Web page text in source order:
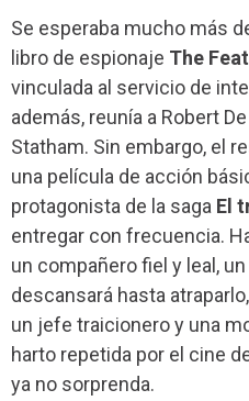
Se esperaba mucho más
libro de espionaje The
vinculada al servicio de
además, reunía a Robert
Statham. Sin embargo, el
una película de acción
protagonista de la saga El
entregar con frecuencia.
un compañero fiel y leal,
descansará hasta
un jefe traicionero y una
harto repetida por el cine
ya no sorprenda.